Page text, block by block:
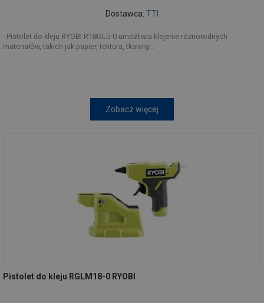
Dostawca: TTI
- Pistolet do kleju RYOBI R18GLU-0 umożliwia klejenie różnorodnych
materiałów, takich jak papier, tektura, tkaniny...
Zobacz więcej
Pistolet do kleju RGLM18-0 RYOBI